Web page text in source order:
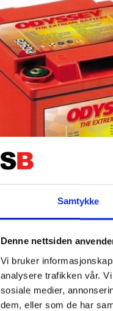
Samtykke
Denne nettsiden
Vi bruker
analysere trafikken vår.
sosiale medier,
dem, eller som de har